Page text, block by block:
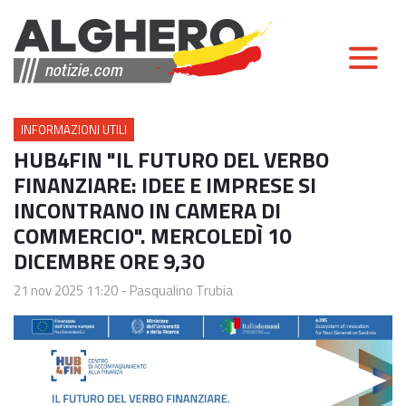
INFORMAZIONI UTILI
HUB4FIN "IL FUTURO DEL VERBO
FINANZIARE: IDEE E IMPRESE SI
INCONTRANO IN CAMERA DI
COMMERCIO". MERCOLEDÌ 10
DICEMBRE ORE 9,30
21 nov 2025 11:20- Pasqualino Trubia